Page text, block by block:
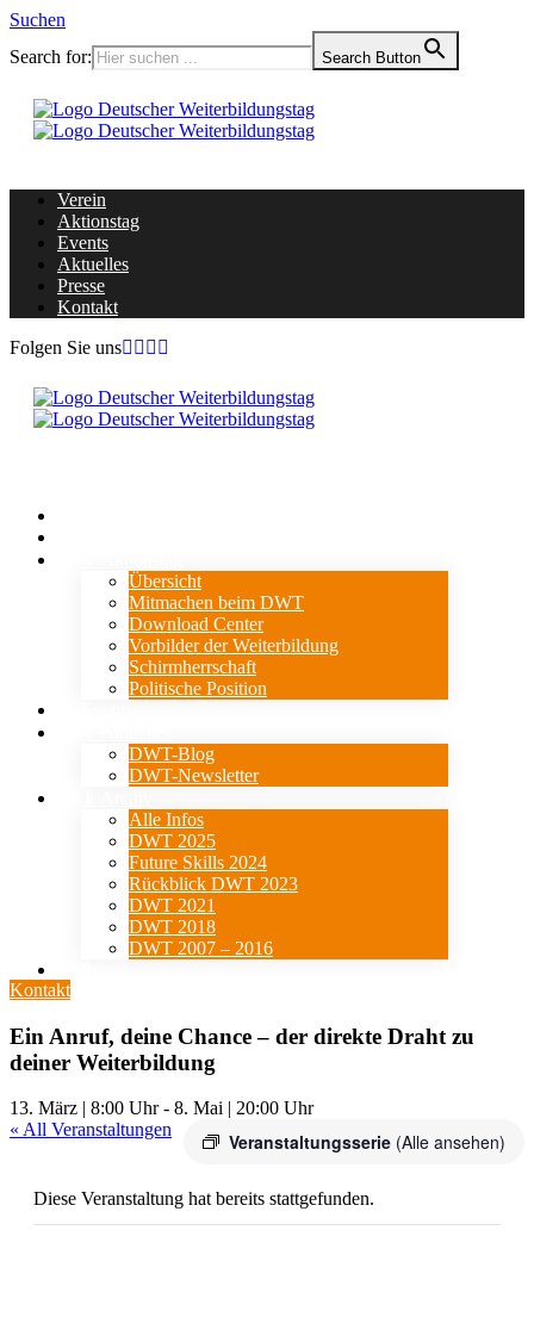
Suchen
Search for:
Search Button
Verein
Aktionstag
Events
Aktuelles
Presse
Kontakt
Folgen Sie uns
Übersicht
Mitmachen beim DWT
Download Center
Vorbilder der Weiterbildung
Schirmherrschaft
Politische Position
DWT-Blog
DWT-Newsletter
Alle Infos
DWT 2025
Future Skills 2024
Rückblick DWT 2023
DWT 2021
DWT 2018
DWT 2007 – 2016
Kontakt
Ein Anruf, deine Chance – der direkte Draht zu
deiner Weiterbildung
13. März | 8:00 Uhr- 8. Mai | 20:00 Uhr
Veranstaltungsserie (Alle ansehen)
« All Veranstaltungen
Diese Veranstaltung hat bereits stattgefunden.